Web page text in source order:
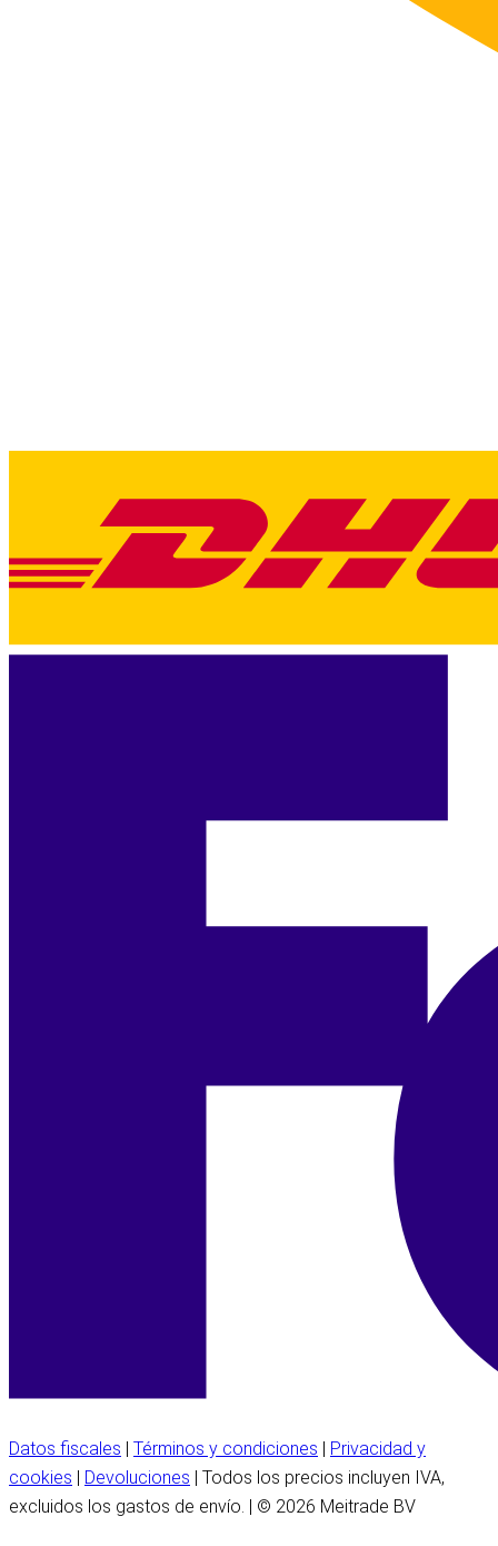
Datos fiscales Términos y condiciones
Privacidad y
cookies
Devoluciones | Todos los precios incluyen IVA,
excluidos los gastos de envío. | © 2026 Meitrade BV